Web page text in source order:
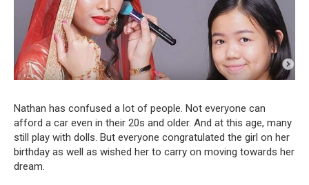
Nathan has confused a lot of people. Not everyone can
afford a car even in their 20s and older. And at this age, many
still play with dolls. But everyone congratulated the girl on her
birthday as well as wished her to carry on moving towards her
dream.